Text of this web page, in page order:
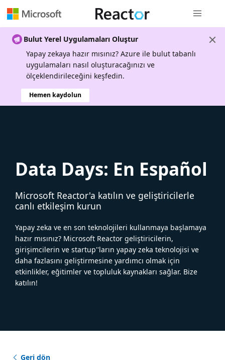
Bulut Yerel Uygulamaları Oluştur
Yapay zekaya hazır mısınız? Azure ile bulut tabanlı
uygulamaları nasıl oluşturacağınızı ve
ölçeklendirileceğini keşfedin.
Hemen kaydolun
Data Days: En Español
Microsoft Reactor'a katılın ve geliştiricilerle
canlı etkileşim kurun
Yapay zeka ve en son teknolojileri kullanmaya başlamaya
hazır mısınız? Microsoft Reactor geliştiricilerin,
girişimcilerin ve startup''ların yapay zeka teknolojisi ve
daha fazlasını geliştirmesine yardımcı olmak için
etkinlikler, eğitimler ve topluluk kaynakları sağlar. Bize
katılın!
Geri dön